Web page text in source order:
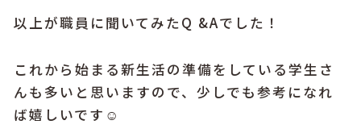
以上が職員に聞いてみたQ &Aでした！
これから始まる新生活の準備をしている学生さ
んも多いと思いますので、少しでも参考になれ
ば嬉しいです☺︎